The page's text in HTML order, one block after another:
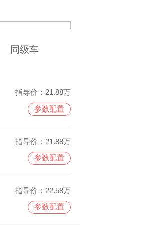
同级车
指导价： 21.88万
参数配置
指导价： 21.88万
参数配置
指导价： 22.58万
参数配置